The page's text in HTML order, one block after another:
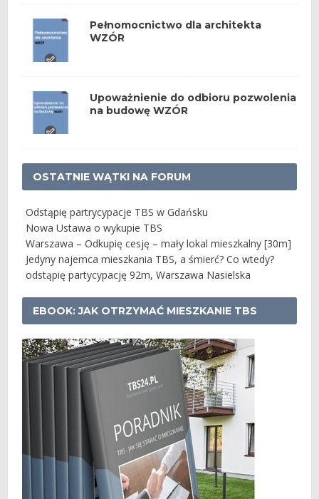
Pełnomocnictwo dla architekta
WZÓR
Upoważnienie do odbioru pozwolenia
na budowę WZÓR
OSTATNIE WĄTKI NA FORUM
Odstąpię partrycypacje TBS w Gdańsku
Nowa Ustawa o wykupie TBS
Warszawa – Odkupię cesję – mały lokal mieszkalny [30m]
Jedyny najemca mieszkania TBS, a śmierć? Co wtedy?
odstąpię partycypację 92m, Warszawa Nasielska
EBOOK: JAK OTRZYMAĆ MIESZKANIE TBS